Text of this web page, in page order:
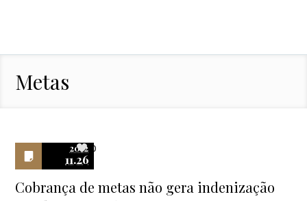
Metas
2012
11.26
0
Cobrança de metas não gera indenização